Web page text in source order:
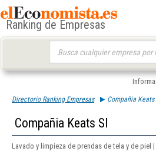
Ranking de Empresas
Directorio Ranking Empresas Compañia Keats
Compañia Keats Sl
Lavado y limpieza de prendas de tela y de piel |